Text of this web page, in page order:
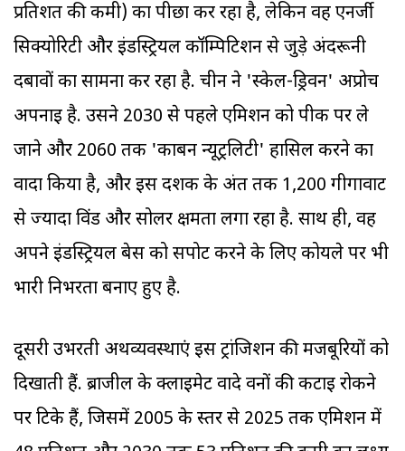
प्रतिशत की कमी) का पीछा कर रहा है, लेकिन वह एनर्जी
सिक्योरिटी और इंडस्ट्रियल कॉम्पिटिशन से जुड़े अंदरूनी
दबावों का सामना कर रहा है. चीन ने 'स्केल-ड्रिवन' अप्रोच
अपनाई है. उसने 2030 से पहले एमिशन को पीक पर ले
जाने और 2060 तक 'कार्बन न्यूट्रलिटी' हासिल करने का
वादा किया है, और इस दशक के अंत तक 1,200 गीगावाट
से ज्यादा विंड और सोलर क्षमता लगा रहा है. साथ ही, वह
अपने इंडस्ट्रियल बेस को सपोर्ट करने के लिए कोयले पर भी
भारी निर्भरता बनाए हुए है.
दूसरी उभरती अर्थव्यवस्थाएं इस ट्रांजिशन की मजबूरियों को
दिखाती हैं. ब्राजील के क्लाइमेट वादे वनों की कटाई रोकने
पर टिके हैं, जिसमें 2005 के स्तर से 2025 तक एमिशन में